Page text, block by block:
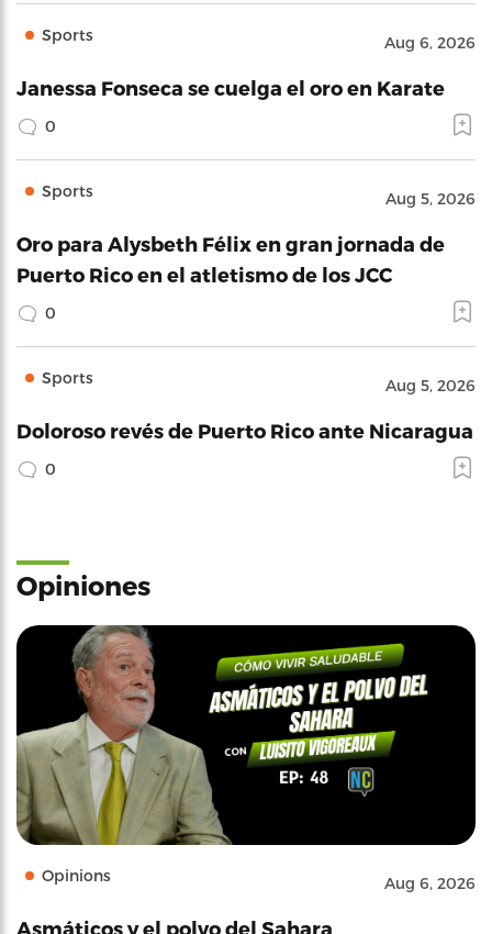
Sports Aug 6, 2026
Janessa Fonseca se cuelga el oro en Karate
0
Sports Aug 5, 2026
Oro para Alysbeth Félix en gran jornada de
Puerto Rico en el atletismo de los JCC
0
Sports Aug 5, 2026
Doloroso revés de Puerto Rico ante Nicaragua
0
Opiniones
Opinions Aug 6, 2026
Asmáticos y el polvo del Sahara